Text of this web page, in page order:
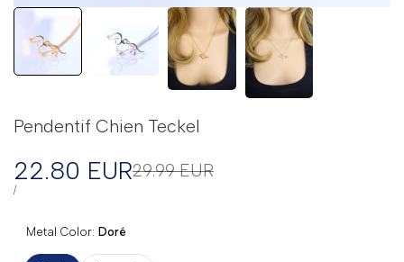
Pendentif Chien Teckel
Prix
29.99 EUR
Prix
en
22.80 EUR
PRIX
/PAR
Metal Color: Doré